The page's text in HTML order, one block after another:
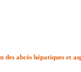
des abcès hépatiques et